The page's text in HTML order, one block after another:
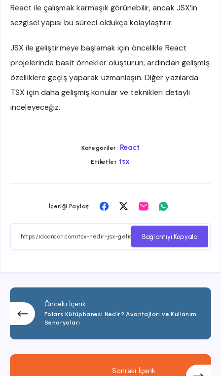
React ile çalışmak karmaşık görünebilir, ancak JSX’in
sezgisel yapısı bu süreci oldukça kolaylaştırır.
JSX ile geliştirmeye başlamak için öncelikle React
projelerinde basit örnekler oluşturun, ardından gelişmiş
özelliklere geçiş yaparak uzmanlaşın. Diğer yazılarda
TSX için daha gelişmiş konular ve teknikleri detaylı
inceleyeceğiz.
Kategoriler: React
Etiketler tsx
İçeriği Paylaş:
Facebook
paylaş
Twitter
paylaş
Email
paylaşpaylaş
Bağlantıyı Kopyala
Önceki İçerik
Polars Kütüphanesi Nedir? Avantajları ve Kullanım
Senaryoları
Sonraki İçerik